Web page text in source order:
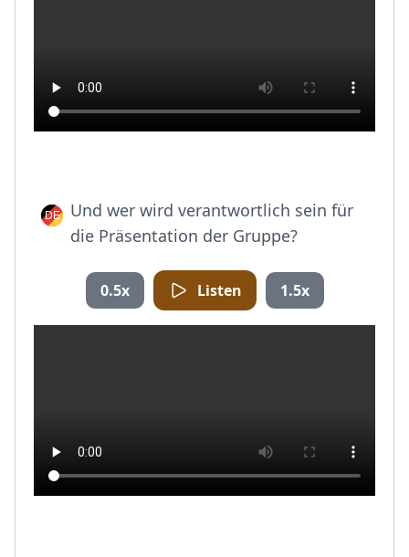
Und wer wird verantwortlich sein für
die Präsentation der Gruppe?
0.5x Listen 1.5x